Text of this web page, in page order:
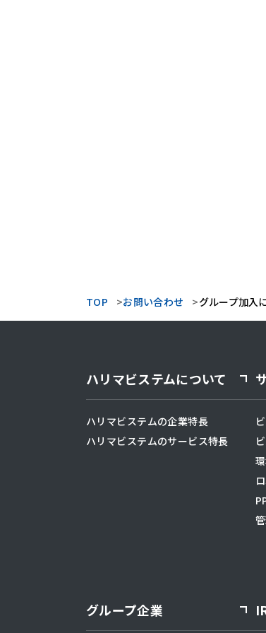
TOP お問い合わせ グループ加入
ハリマビステムについて
ハリマビステムの企業特長
ハリマビステムのサービス特長
グループ企業